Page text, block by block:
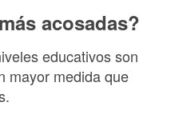
acosadas?
educativos son
mayor medida que